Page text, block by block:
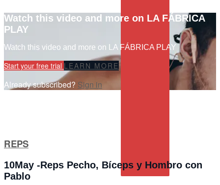
Watch this video and more on LA FÁBRICA
PLAY
Watch this video and more on LA FÁBRICA PLAY
Start your free trial LEARN MORE
Already subscribed? Sign in
REPS
10May -Reps Pecho, Bíceps y Hombro con
Pablo